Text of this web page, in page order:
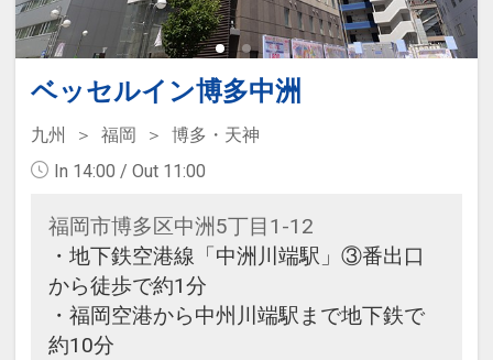
ベッセルイン博多中洲
九州 福岡
博多・天神
In 14:00 / Out 11:00
福岡市博多区中洲5丁目1-12
・地下鉄空港線「中洲川端駅」③番出口
から徒歩で約1分
・福岡空港から中州川端駅まで地下鉄で
約10分